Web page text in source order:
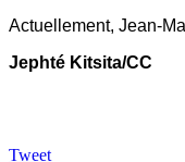
Actuellement, Jean-
Jephté Kitsita/CC
Tweet